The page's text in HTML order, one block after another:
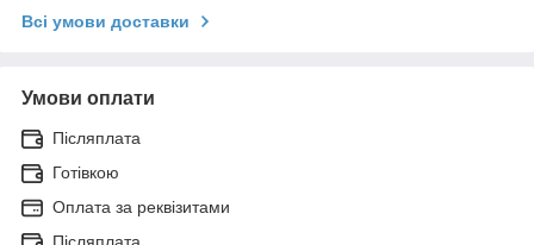
Всі умови доставки
Умови оплати
Післяплата
Готівкою
Оплата за реквізитами
Післяплата